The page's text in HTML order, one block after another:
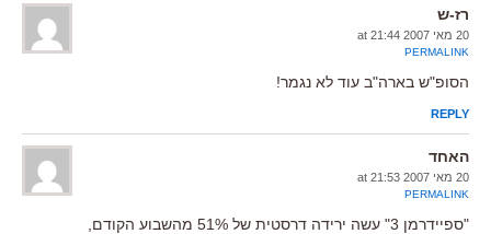
רז-ש
20 מאי 2007 at 21:44
PERMALINK
הסופ"ש בארה"ב עוד לא נגמר!
REPLY
האחד
20 מאי 2007 at 21:53
PERMALINK
"ספיידרמן 3" עשה ירידה דרסטית של 51% מהשבוע הקודם,